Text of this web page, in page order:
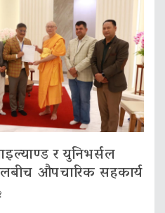
र युनिभर्सल
औपचारिक सहकार्य